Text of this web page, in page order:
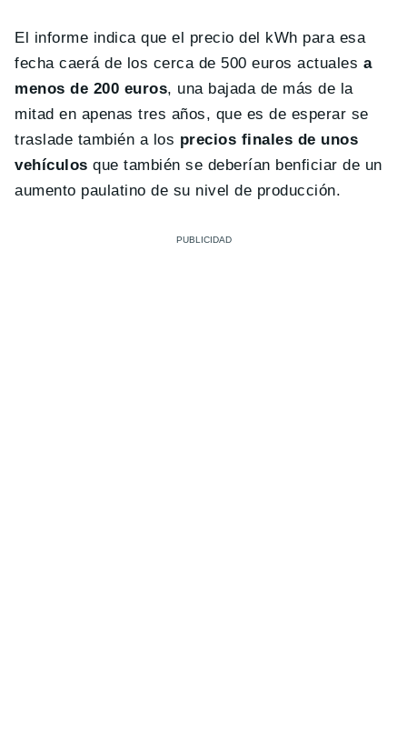
El informe indica que el precio del kWh para esa
fecha caerá de los cerca de 500 euros actuales a
menos de 200 euros, una bajada de más de la
mitad en apenas tres años, que es de esperar se
traslade también a los precios finales de unos
vehículos que también se deberían benficiar de un
aumento paulatino de su nivel de producción.